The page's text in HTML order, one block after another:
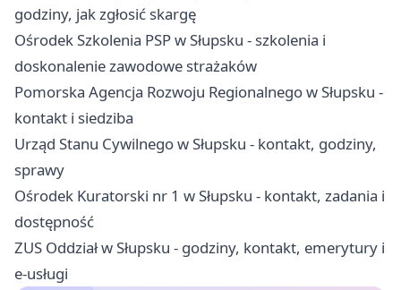
godziny, jak zgłosić skargę
Ośrodek Szkolenia PSP w Słupsku - szkolenia i
doskonalenie zawodowe strażaków
Pomorska Agencja Rozwoju Regionalnego w Słupsku -
kontakt i siedziba
Urząd Stanu Cywilnego w Słupsku - kontakt, godziny,
sprawy
Ośrodek Kuratorski nr 1 w Słupsku - kontakt, zadania i
dostępność
ZUS Oddział w Słupsku - godziny, kontakt, emerytury i
e-usługi